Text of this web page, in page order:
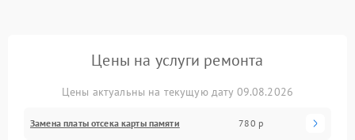
Цены на услуги ремонта
Цены актуальны на текущую дату 09.08.2026
Замена платы отсека карты памяти 780 р